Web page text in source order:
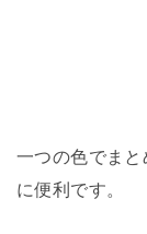
一つの色でま
に便利です。